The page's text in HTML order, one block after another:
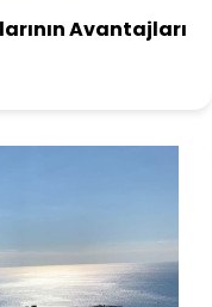
Avantajları